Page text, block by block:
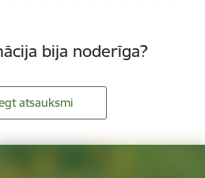
bija noderīga?
atsauksmi